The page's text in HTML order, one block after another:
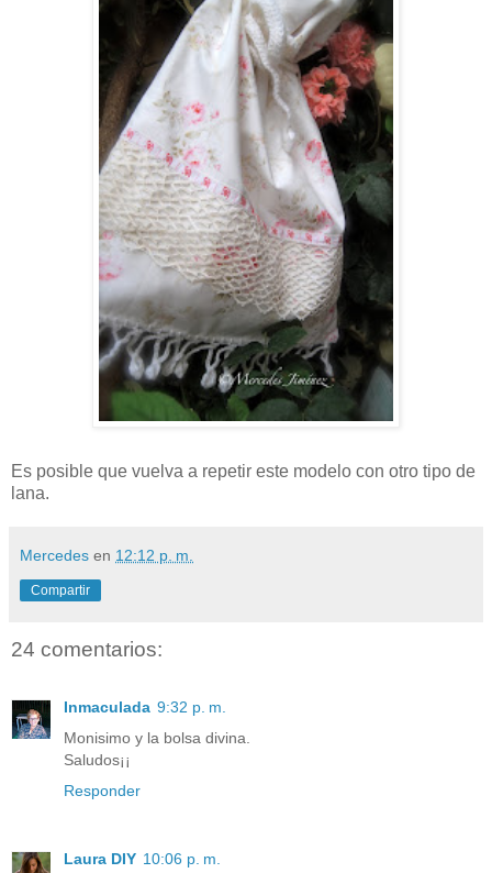
Es posible que vuelva a repetir este modelo con otro tipo de
lana.
Mercedes en 12:12 p. m.
Compartir
24 comentarios:
Inmaculada 9:32 p. m.
Monisimo y la bolsa divina.
Saludos¡¡
Responder
Laura DIY 10:06 p. m.